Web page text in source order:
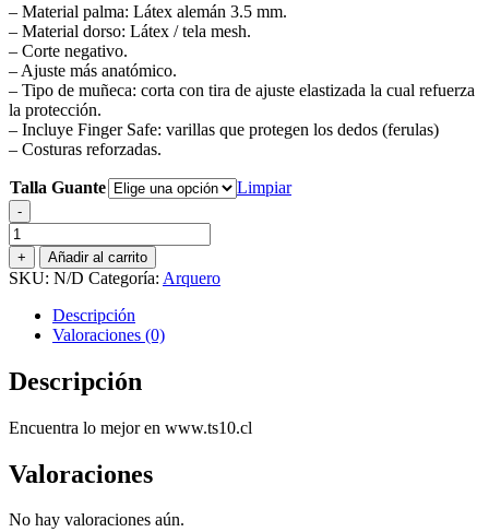
original
era:
$34.990.
actual
es:
$25.000.
– Material palma: Látex alemán 3.5 mm.
– Material dorso: Látex / tela mesh.
– Corte negativo.
– Ajuste más anatómico.
– Tipo de muñeca: corta con tira de ajuste elastizada la cual refuerza
la protección.
– Incluye Finger Safe: varillas que protegen los dedos (ferulas)
– Costuras reforzadas.
Talla Guante Limpiar
-
GUANTE
DE
ARQUERO
DRB
LEADER
BLACK/WHITE
cantidad
+ Añadir al carrito
SKU: N/D Categoría: Arquero
Descripción
Valoraciones (0)
Descripción
Encuentra lo mejor en www.ts10.cl
Valoraciones
No hay valoraciones aún.